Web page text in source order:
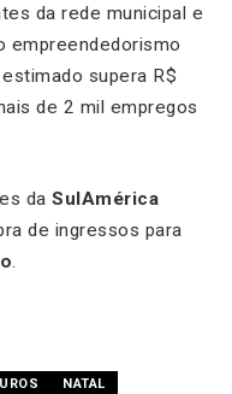
da rede municipal e
empreendedorismo
supera R$
de 2 mil empregos
da SulAmérica
de ingressos para
.
NATAL